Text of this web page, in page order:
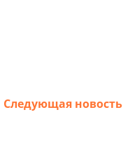
Следующая новость